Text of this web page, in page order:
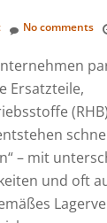
No comments
Ersatzteile,
– mit
und oft